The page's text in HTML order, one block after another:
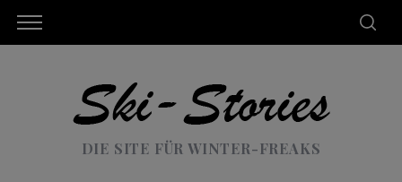
DIE SITE FÜR WINTER-FREAKS